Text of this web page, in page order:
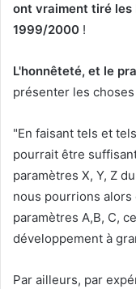
ont vraiment tiré les
1999/2000 !
L'honnêteté, et le
présenter les
"En faisant tels et
pourrait être
paramètres X, Y, Z
nous pourrions
paramètres A,B, C,
développement à
Par ailleurs, par